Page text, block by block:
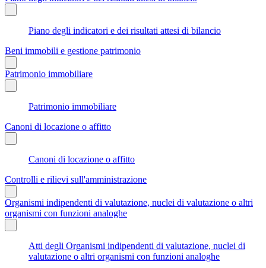
Piano degli indicatori e dei risultati attesi di bilancio
Beni immobili e gestione patrimonio
Patrimonio immobiliare
Patrimonio immobiliare
Canoni di locazione o affitto
Canoni di locazione o affitto
Controlli e rilievi sull'amministrazione
Organismi indipendenti di valutazione, nuclei di valutazione o altri
organismi con funzioni analoghe
Atti degli Organismi indipendenti di valutazione, nuclei di
valutazione o altri organismi con funzioni analoghe